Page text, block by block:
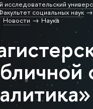
исследовательский
социальных наук
Новости Наука